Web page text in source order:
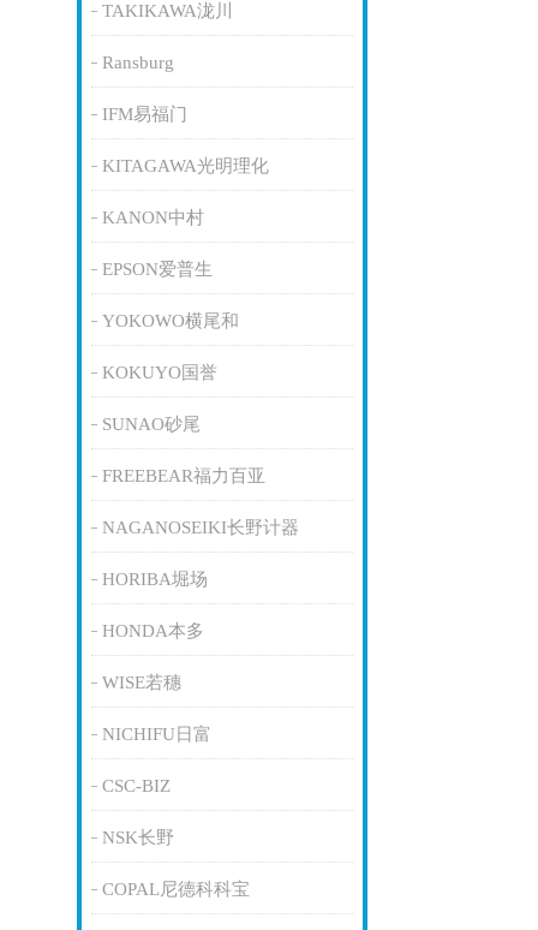
TAKIKAWA泷川
Ransburg
IFM易福门
KITAGAWA光明理化
KANON中村
EPSON爱普生
YOKOWO横尾和
KOKUYO国誉
SUNAO砂尾
FREEBEAR福力百亚
NAGANOSEIKI长野计器
HORIBA堀场
HONDA本多
WISE若穗
NICHIFU日富
CSC-BIZ
NSK长野
COPAL尼德科科宝